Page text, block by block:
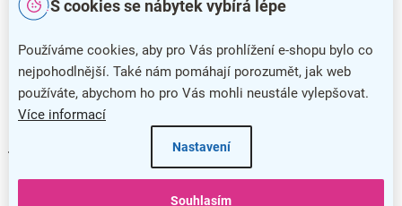
S cookies se nábytek vybírá lépe
Používáme cookies, aby pro Vás prohlížení e-shopu bylo co
nejpohodlnější. Také nám pomáhají porozumět, jak web
používáte, abychom ho pro Vás mohli neustále vylepšovat.
Více informací
Nastavení
Souhlasím
K bezpečnostním prvkům tohoto kování patří i rozeta s
překrytím, kterébrání vložku před odvrtáním.
Kování nemá vratnou pružinu a je možné jej namontovat